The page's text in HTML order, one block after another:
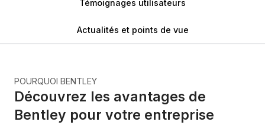
Témoignages utilisateurs
Actualités et points de vue
POURQUOI BENTLEY
Découvrez les avantages de
Bentley pour votre entreprise